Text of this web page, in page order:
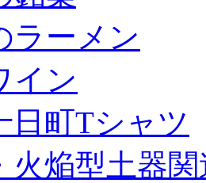
ラーメン
イン
日町Tシャツ
火焔型土器